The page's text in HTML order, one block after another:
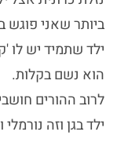
ביותר שאני פוגש
ילד שתמיד יש לו
הוא נשם בקלות.
לרוב ההורים
ילד בגן וזה